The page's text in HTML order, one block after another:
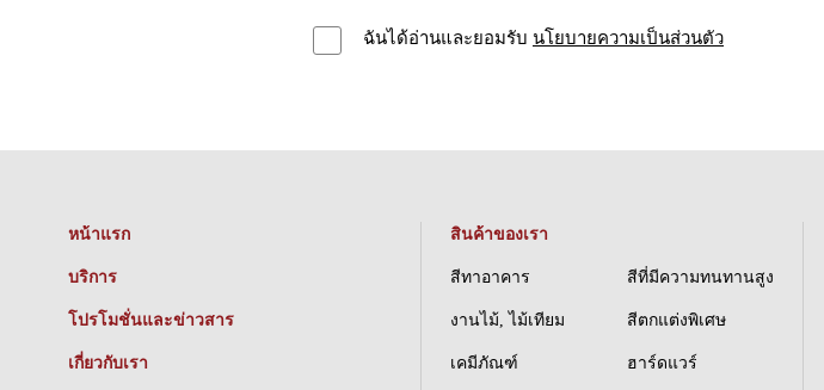
ฉันได้อ่านและยอมรับ นโยบายความเป็นส่วนตัว
หน้าแรก
บริการ
โปรโมชั่นและข่าวสาร
เกี่ยวกับเรา
สินค้าของเรา
สีทาอาคาร
งานไม้, ไม้เทียม
เคมีภัณฑ์
สีที่มีความทนทานสูง
สีตกแต่งพิเศษ
ฮาร์ดแวร์